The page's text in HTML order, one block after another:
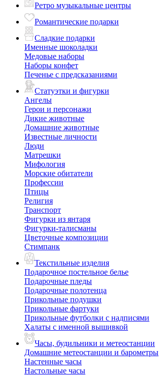
Ретро музыкальные центры
Романтические подарки
Сладкие подарки
Именные шоколадки
Медовые наборы
Наборы конфет
Печенье с предсказаниями
Статуэтки и фигурки
Ангелы
Герои и персонажи
Дикие животные
Домашние животные
Известные личности
Люди
Матрешки
Мифология
Морские обитатели
Профессии
Птицы
Религия
Транспорт
Фигурки из янтаря
Фигурки-талисманы
Цветочные композиции
Стимпанк
Текстильные изделия
Подарочное постельное белье
Подарочные пледы
Подарочные полотенца
Прикольные подушки
Прикольные фартуки
Прикольные футболки с надписями
Халаты с именной вышивкой
Часы, будильники и метеостанции
Домашние метеостанции и барометры
Настенные часы
Настольные часы